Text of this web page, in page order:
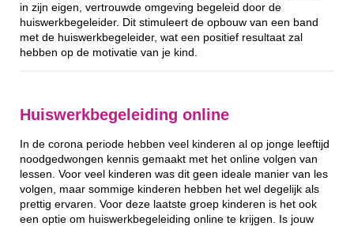
in zijn eigen, vertrouwde omgeving begeleid door de
huiswerkbegeleider. Dit stimuleert de opbouw van een band
met de huiswerkbegeleider, wat een positief resultaat zal
hebben op de motivatie van je kind.
Huiswerkbegeleiding online
In de corona periode hebben veel kinderen al op jonge leeftijd
noodgedwongen kennis gemaakt met het online volgen van
lessen. Voor veel kinderen was dit geen ideale manier van les
volgen, maar sommige kinderen hebben het wel degelijk als
prettig ervaren. Voor deze laatste groep kinderen is het ook
een optie om huiswerkbegeleiding online te krijgen. Is jouw